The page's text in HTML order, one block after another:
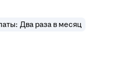
Два раза в месяц